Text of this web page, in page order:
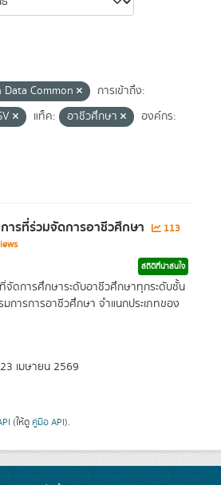
Data Common
การเข้าถึง:
แท็ค: อาชีวศึกษา
องค์กร:
ารที่ร่วมจัดการอาชีวศึกษา
113
สถิติที่น่าสนใจ
จัดการศึกษาระดับอาชีวศึกษาทุกระดับชั้น
การการอาชีวศึกษา จำแนกประเภทของ
เมษายน 2569
(ให้ดู คู่มือ API).